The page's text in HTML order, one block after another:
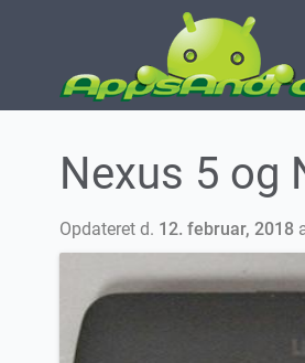
Nexus 5 og
Opdateret d. 12. februar, 2018